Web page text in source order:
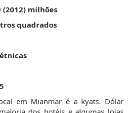
(2012) milhões
quadrados
em Mianmar é a kyats. Dólar